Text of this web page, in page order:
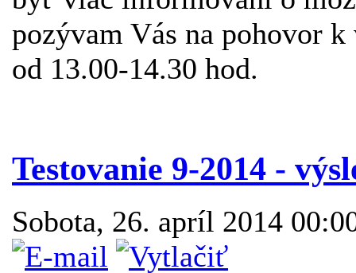
pozývam Vás na pohovor
od 13.00-14.30 hod.
Testovanie 9-2014 -
Sobota, 26. apríl 2014